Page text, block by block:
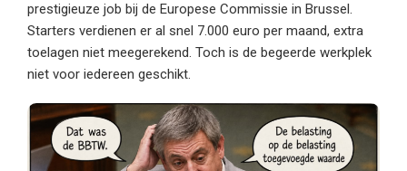
prestigieuze job bij de Europese Commissie in Brussel.
Starters verdienen er al snel 7.000 euro per maand, extra
toelagen niet meegerekend. Toch is de begeerde werkplek
niet voor iedereen geschikt.